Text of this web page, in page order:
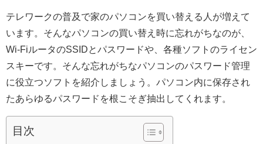
テレワークの普及で家のパソコンを買い替える人が増えて
います。そんなパソコンの買い替え時に忘れがちなのが、
Wi-FiルータのSSIDとパスワードや、各種ソフトのライセン
スキーです。そんな忘れがちなパソコンのパスワード管理
に役立つソフトを紹介しましょう。パソコン内に保存され
たあらゆるパスワードを根こそぎ抽出してくれます。
目次